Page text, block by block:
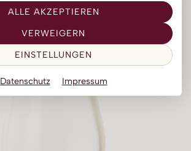
ALLE AKZEPTIEREN
VERWEIGERN
EINSTELLUNGEN
Datenschutz Impressum